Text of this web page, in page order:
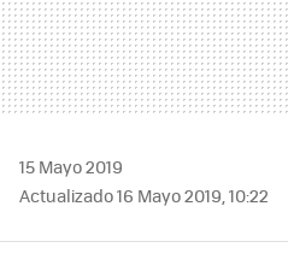
15 Mayo 2019
Actualizado 16 Mayo 2019, 10:22